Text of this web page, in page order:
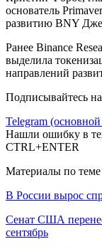
основатель
развитию BNY
Ранее Binance
выделила
направлений
Подписывайтесь
Telegram
Нашли ошибку в
CTRL+ENTER
Материалы по теме
В России вырос
Сенат США
сентябрь